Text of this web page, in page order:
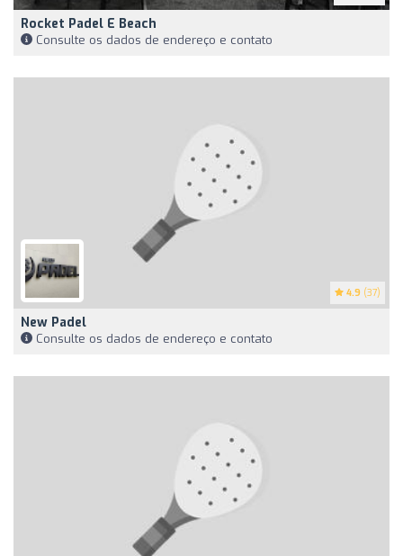
Rocket Padel E Beach
Consulte os dados de endereço e contato
4.9 (37)
New Padel
Consulte os dados de endereço e contato